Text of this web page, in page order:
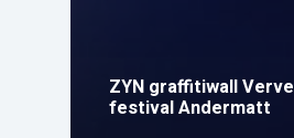
ZYN graffitiwall Verve
festival Andermatt